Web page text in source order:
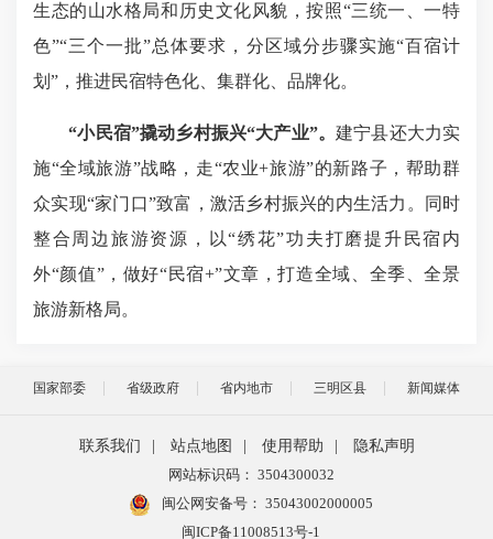
生态的山水格局和历史文化风貌，按照“三统一、一特
色”“三个一批”总体要求，分区域分步骤实施“百宿计
划”，推进民宿特色化、集群化、品牌化。
“小民宿”撬动乡村振兴“大产业”。建宁县还大力实
施“全域旅游”战略，走“农业+旅游”的新路子，帮助群
众实现“家门口”致富，激活乡村振兴的内生活力。同时
整合周边旅游资源，以“绣花”功夫打磨提升民宿内
外“颜值”，做好“民宿+”文章，打造全域、全季、全景
旅游新格局。
国家部委 省级政府 省内地市 三明区县 新闻媒体
联系我们 站点地图 使用帮助
隐私声明
网站标识码： 3504300032
闽公网安备号： 35043002000005
闽ICP备11008513号-1